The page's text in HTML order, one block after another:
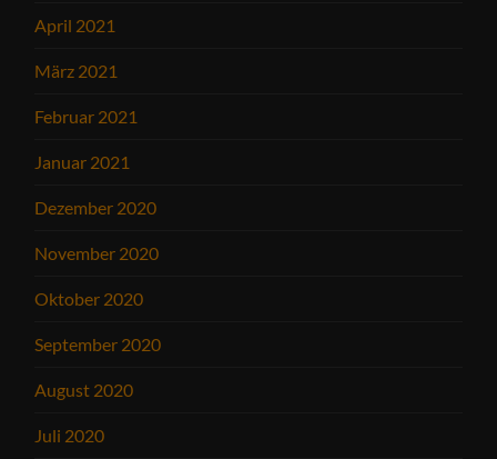
April 2021
März 2021
Februar 2021
Januar 2021
Dezember 2020
November 2020
Oktober 2020
September 2020
August 2020
Juli 2020